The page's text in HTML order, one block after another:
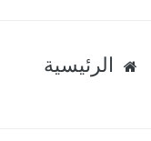
الرئيسية